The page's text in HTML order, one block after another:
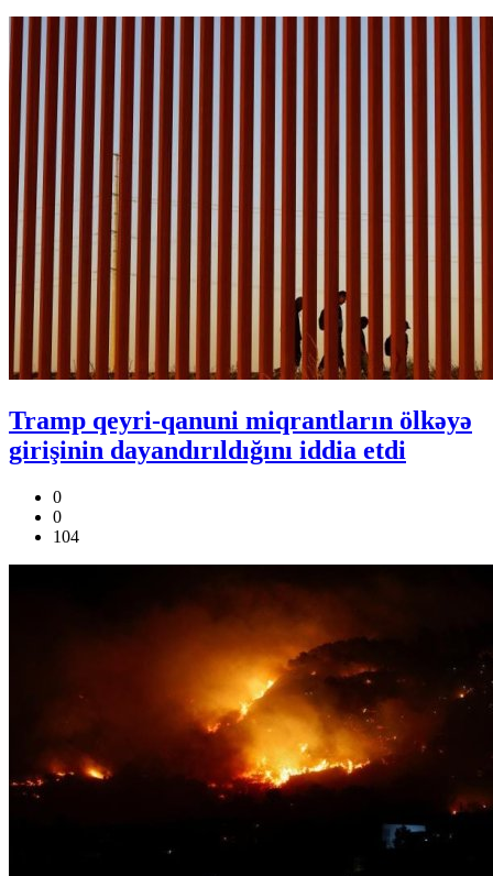
Tramp qeyri-qanuni miqrantların ölkəyə
girişinin dayandırıldığını iddia etdi
0
0
104